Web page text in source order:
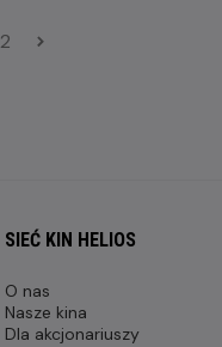
2
SIEĆ KIN HELIOS
O nas
Nasze kina
Dla akcjonariuszy